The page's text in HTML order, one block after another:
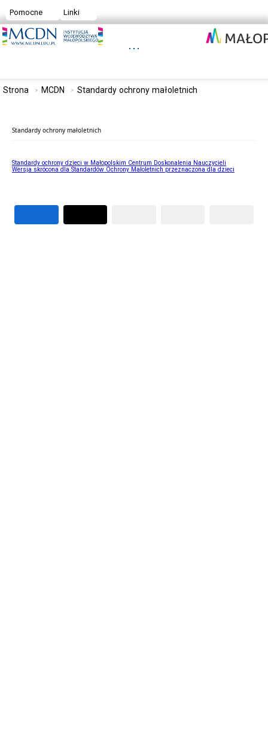
Pomocne Linki
Strona MCDN Standardy ochrony małoletnich
Standardy ochrony małoletnich
Standardy ochrony dzieci w Małopolskim Centrum Doskonalenia Nauczycieli
Wersja skrócona dla Standardów Ochrony Małoletnich przeznaczona dla dzieci